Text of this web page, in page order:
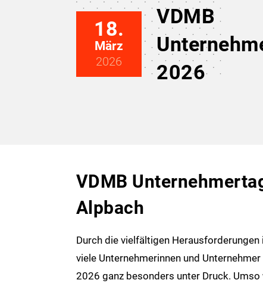
18.
März
2026
VDMB
2026
VDMB
Alpbach
Durch die vielfältigen
viele Unternehmerinnen und
2026 ganz besonders unter Druck.